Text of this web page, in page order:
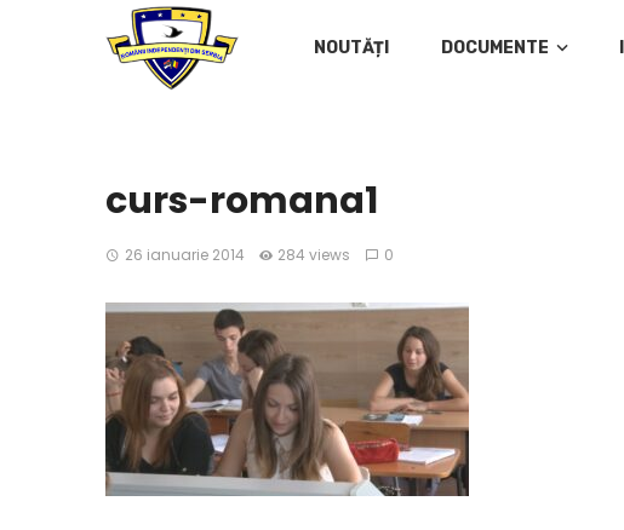
NOUTĂȚI DOCUMENTE
curs-romana1
26 ianuarie 2014 284 views 0